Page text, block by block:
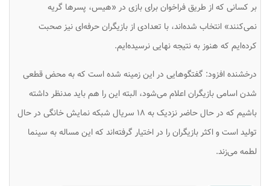
بر کسانی که از طریق فراخوان برای بازی در «هیس، پسرها گریه
نمی‌کنند» انتخاب شده‌اند، با تعدادی از بازیگران حرفه‌ای نیز صحبت
کرده‌ایم که هنوز به نتیجه نهایی نرسیده‌ایم.
درخشنده افزود: گفتگوهایی در این زمینه شده است که به محض قطعی
شدن اسامی بازیگران اعلام می‌شود، البته این را هم باید مدنظر داشته
باشیم که در حال حاضر نزدیک به ۱۸ سریال شبکه نمایش خانگی در حال
تولید است و اکثر بازیگران را در اختیار گرفته‌اند که این مساله به سینما
لطمه می‌زند.